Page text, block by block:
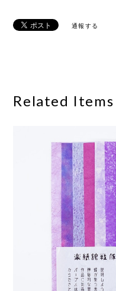
通報する
Related Items